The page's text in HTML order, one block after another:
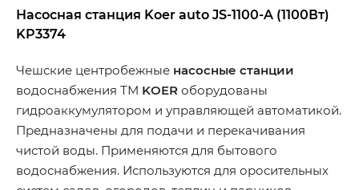
Насосная станция Koer auto JS-1100-A (1100Вт)
KP3374
Чешские центробежные насосные станции
водоснабжения ТМ KOER оборудованы
гидроаккумулятором и управляющей автоматикой.
Предназначены для подачи и перекачивания
чистой воды. Применяются для бытового
водоснабжения. Используются для оросительных